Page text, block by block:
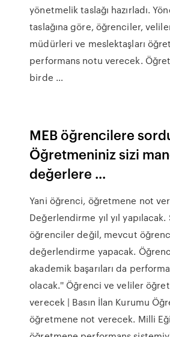
yönetmelik taslağı hazırladı.
taslağına göre, öğrenciler,
müdürleri ve meslektaşları
performans notu verecek.
birde …
MEB öğrencilere
Öğretmeniniz sizi
değerlere ...
Yani öğrenci, öğretmene not
Değerlendirme yıl yıl
öğrenciler değil, mevcut
değerlendirme yapacak.
akademik başarıları da
olacak.'' Öğrenci ve veliler
verecek | Basın İlan Kurumu
öğretmene not verecek. Milli